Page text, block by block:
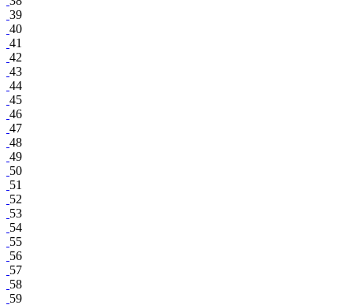
39
40
41
42
43
44
45
46
47
48
49
50
51
52
53
54
55
56
57
58
59